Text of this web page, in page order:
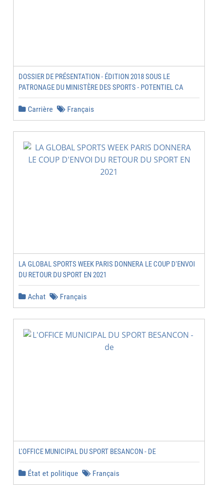
DOSSIER DE PRÉSENTATION - ÉDITION 2018 SOUS LE
PATRONAGE DU MINISTÈRE DES SPORTS - POTENTIEL CA
Carrière Français
LA GLOBAL SPORTS WEEK PARIS DONNERA LE COUP D'ENVOI
DU RETOUR DU SPORT EN 2021
Achat Français
L'OFFICE MUNICIPAL DU SPORT BESANCON - DE
État et politique Français